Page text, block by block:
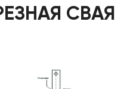
СВАЯ